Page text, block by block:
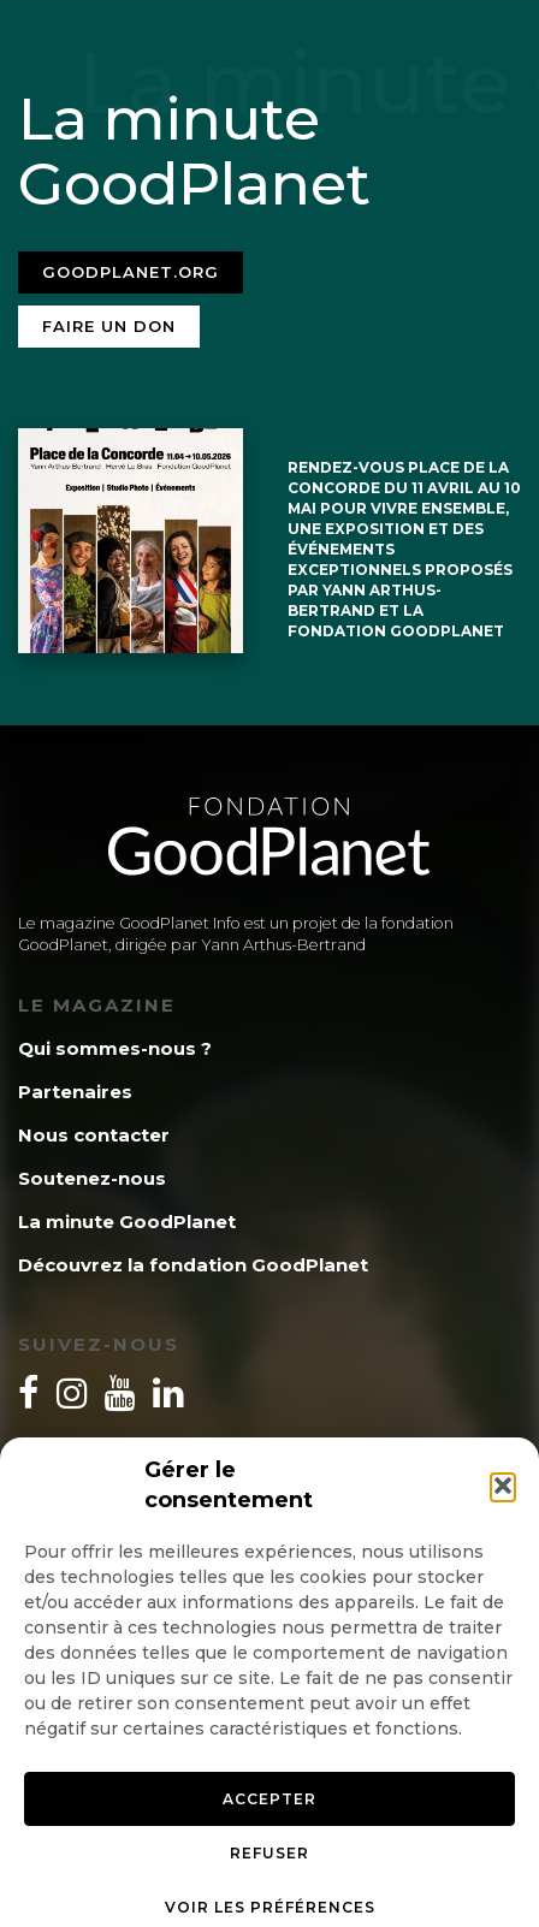
Gérer le
consentement
Pour offrir les meilleures expériences, nous utilisons
des technologies telles que les cookies pour stocker
et/ou accéder aux informations des appareils. Le fait de
consentir à ces technologies nous permettra de traiter
des données telles que le comportement de navigation
ou les ID uniques sur ce site. Le fait de ne pas consentir
ou de retirer son consentement peut avoir un effet
négatif sur certaines caractéristiques et fonctions.
ACCEPTER
REFUSER
VOIR LES PRÉFÉRENCES
La minute
GoodPlanet
GOODPLANET.ORG
FAIRE UN DON
RENDEZ-VOUS PLACE DE LA
CONCORDE DU 11 AVRIL AU 10
MAI POUR VIVRE ENSEMBLE,
UNE EXPOSITION ET DES
ÉVÉNEMENTS
EXCEPTIONNELS PROPOSÉS
PAR YANN ARTHUS-
BERTRAND ET LA
FONDATION GOODPLANET
Le magazine GoodPlanet Info est un projet de la fondation
GoodPlanet, dirigée par Yann Arthus-Bertrand
LE MAGAZINE
Qui sommes-nous ?
Partenaires
Nous contacter
Soutenez-nous
La minute GoodPlanet
Découvrez la fondation GoodPlanet
SUIVEZ-NOUS
INSCRIPTION NEWSLETTER
Quotidienne
Hebdo
OK
Politique de confidentialité